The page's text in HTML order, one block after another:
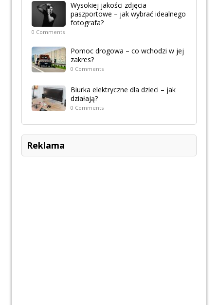
Wysokiej jakości zdjęcia
paszportowe – jak wybrać idealnego
fotografa?
0 Comments
Pomoc drogowa – co wchodzi w jej
zakres?
0 Comments
Biurka elektryczne dla dzieci – jak
działają?
0 Comments
Reklama